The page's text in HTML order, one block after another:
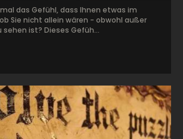
das Gefühl, dass Ihnen etwas im
Sie nicht allein wären - obwohl außer
ist? Dieses Gefüh...